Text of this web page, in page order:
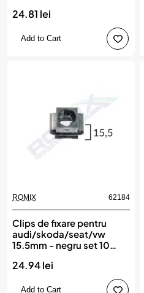
24.81 lei
Add to Cart
ROMIX 62184
Clips de fixare pentru
audi/skoda/seat/vw
15.5mm - negru set 10
24.94 lei
Add to Cart